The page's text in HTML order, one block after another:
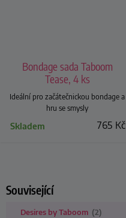
Bondage sada Taboom
Tease, 4 ks
Ideální pro začátečnickou bondage a
hru se smysly
765 Kč
Skladem
Související
Desires by Taboom (2)